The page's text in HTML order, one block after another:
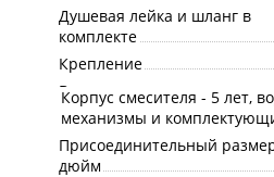
Душевая лейка и шланг в
комплекте
Крепление
Высота излива, мм
Гарантия
Корпус смесителя - 5 лет,
механизмы и
Присоединительный
дюйм